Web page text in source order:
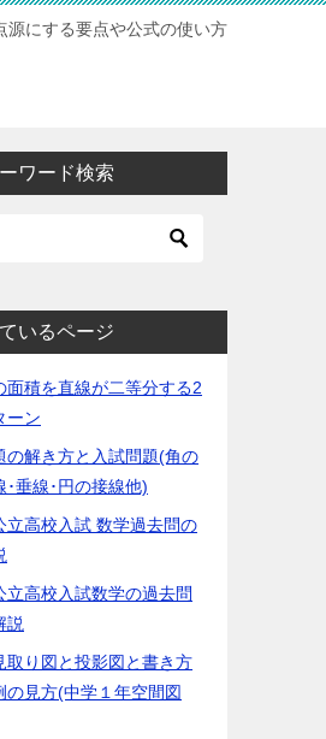
源にする要点や公式の使い方
ワード検索
いるページ
面積を直線が二等分する2
ーン
の解き方と入試問題(角の
･垂線･円の接線他)
立高校入試 数学過去問の
立高校入試数学の過去問
説
取り図と投影図と書き方
の見方(中学１年空間図